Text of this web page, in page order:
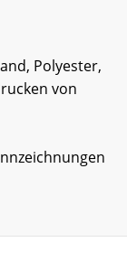
Polyester,
von